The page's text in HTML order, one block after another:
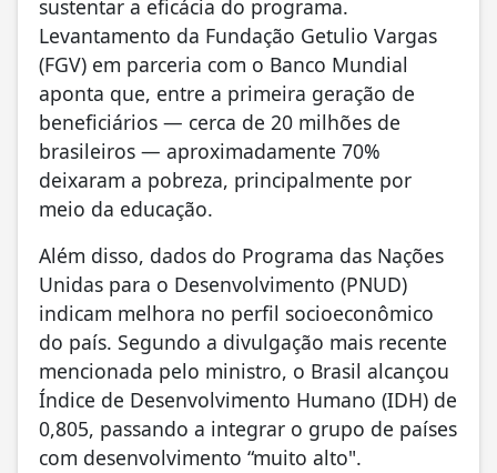
sustentar a eficácia do programa.
Levantamento da Fundação Getulio Vargas
(FGV) em parceria com o Banco Mundial
aponta que, entre a primeira geração de
beneficiários — cerca de 20 milhões de
brasileiros — aproximadamente 70%
deixaram a pobreza, principalmente por
meio da educação.
Além disso, dados do Programa das Nações
Unidas para o Desenvolvimento (PNUD)
indicam melhora no perfil socioeconômico
do país. Segundo a divulgação mais recente
mencionada pelo ministro, o Brasil alcançou
Índice de Desenvolvimento Humano (IDH) de
0,805, passando a integrar o grupo de países
com desenvolvimento “muito alto".